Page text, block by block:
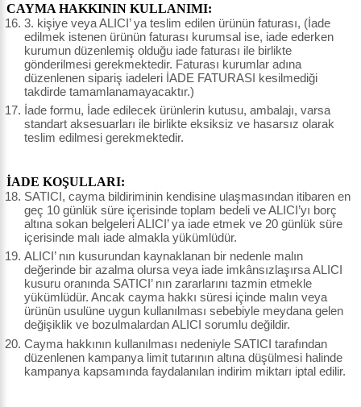
CAYMA HAKKININ KULLANIMI:
3. kişiye veya ALICI’ ya teslim edilen ürünün faturası, (İade
edilmek istenen ürünün faturası kurumsal ise, iade ederken
kurumun düzenlemiş olduğu iade faturası ile birlikte
gönderilmesi gerekmektedir. Faturası kurumlar adına
düzenlenen sipariş iadeleri İADE FATURASI kesilmediği
takdirde tamamlanamayacaktır.)
İade formu, İade edilecek ürünlerin kutusu, ambalajı, varsa
standart aksesuarları ile birlikte eksiksiz ve hasarsız olarak
teslim edilmesi gerekmektedir.
İADE KOŞULLARI:
SATICI, cayma bildiriminin kendisine ulaşmasından itibaren en
geç 10 günlük süre içerisinde toplam bedeli ve ALICI’yı borç
altına sokan belgeleri ALICI’ ya iade etmek ve 20 günlük süre
içerisinde malı iade almakla yükümlüdür.
ALICI’ nın kusurundan kaynaklanan bir nedenle malın
değerinde bir azalma olursa veya iade imkânsızlaşırsa ALICI
kusuru oranında SATICI’ nın zararlarını tazmin etmekle
yükümlüdür. Ancak cayma hakkı süresi içinde malın veya
ürünün usulüne uygun kullanılması sebebiyle meydana gelen
değişiklik ve bozulmalardan ALICI sorumlu değildir.
Cayma hakkının kullanılması nedeniyle SATICI tarafından
düzenlenen kampanya limit tutarının altına düşülmesi halinde
kampanya kapsamında faydalanılan indirim miktarı iptal edilir.